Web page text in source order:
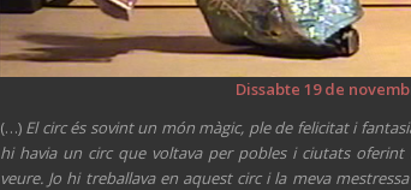
Dissabte 19 de
(…) El circ és sovint un món màgic, ple de felicitat i
hi havia un circ que voltava per pobles i ciutats
veure. Jo hi treballava en aquest circ i la meva